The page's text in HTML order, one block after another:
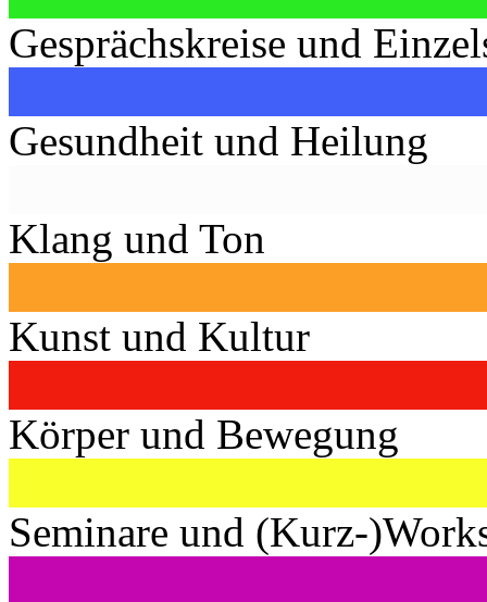
Gesprächskreise und
Gesundheit und Heilung
Klang und Ton
Kunst und Kultur
Körper und Bewegung
Seminare und (Kurz-